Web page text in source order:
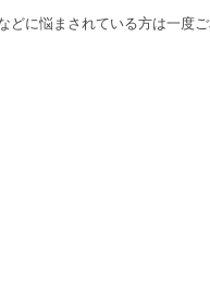
どに悩まされている方は一度ご